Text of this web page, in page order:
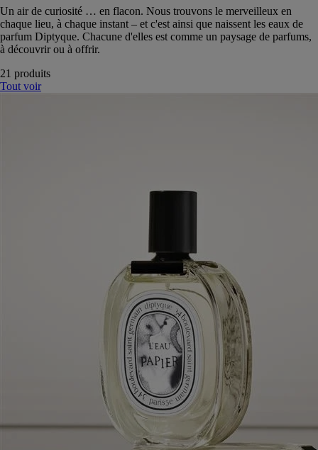
Un air de curiosité … en flacon. Nous trouvons le merveilleux en
chaque lieu, à chaque instant – et c'est ainsi que naissent les eaux de
parfum Diptyque. Chacune d'elles est comme un paysage de parfums,
à découvrir ou à offrir.
21 produits
Tout voir